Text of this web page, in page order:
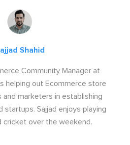
Shahid
Community Manager at
helping out Ecommerce store
and marketers in establishing
startups. Sajjad enjoys playing
cricket over the weekend.